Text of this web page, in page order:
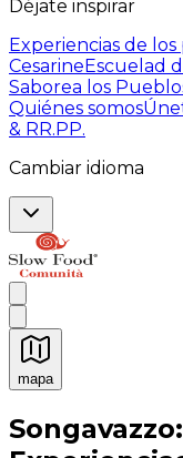
Déjate inspirar
Experiencias de
CesarineEscuelad
Saborea los
Quiénes somos
& RR.PP.
Cambiar idioma
mapa
Experiencias